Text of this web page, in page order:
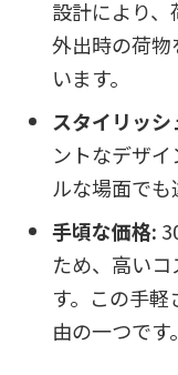
設計により、
外出時の荷
います。
スタイリッ
ントなデザ
ルな場面でも
手頃な価格:
ため、高い
す。この手
由の一つです。